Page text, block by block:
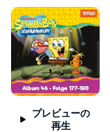
プレビューの
再生